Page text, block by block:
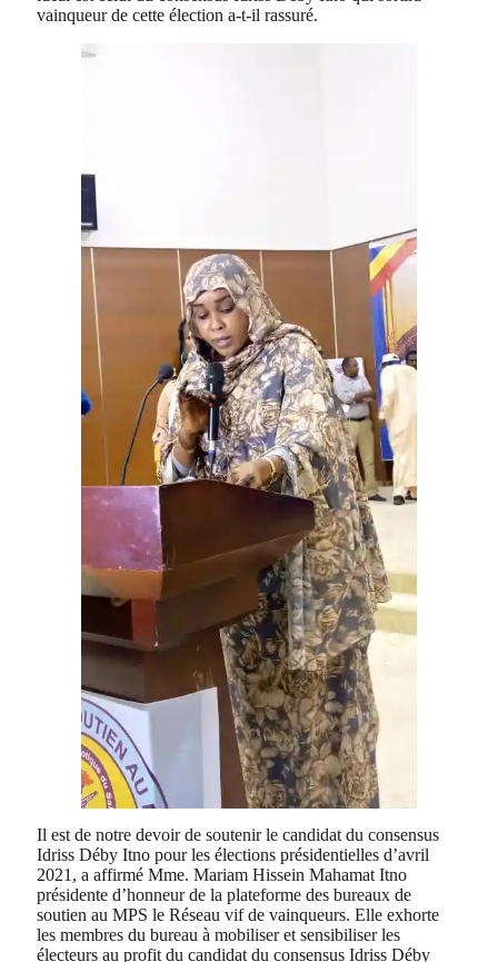
vainqueur de cette élection a-t-il rassuré.
Il est de notre devoir de soutenir le candidat du consensus
Idriss Déby Itno pour les élections présidentielles d’avril
2021, a affirmé Mme. Mariam Hissein Mahamat Itno
présidente d’honneur de la plateforme des bureaux de
soutien au MPS le Réseau vif de vainqueurs. Elle exhorte
les membres du bureau à mobiliser et sensibiliser les
électeurs au profit du candidat du consensus Idriss Déby